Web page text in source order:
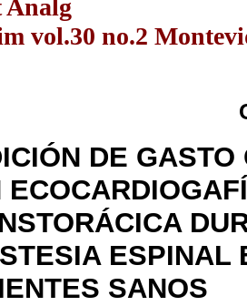
Analg
vol.30 no.2
DE GASTO
ESPINAL
SANOS